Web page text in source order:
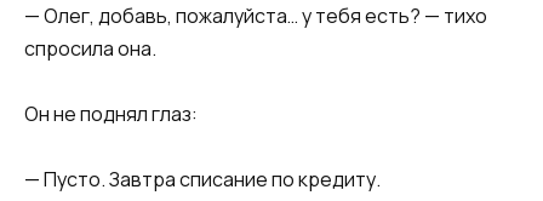
— Олег, добавь, пожалуйста… у тебя есть? — тихо
спросила она.
Он не поднял глаз:
— Пусто. Завтра списание по кредиту.